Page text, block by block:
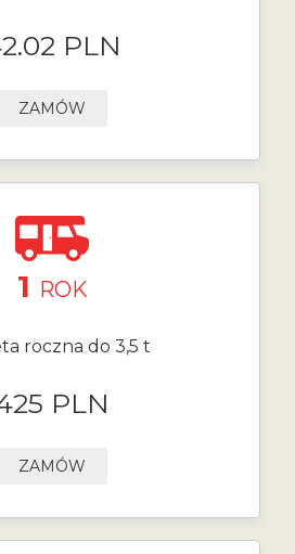
PLN
ZAMÓW
1 ROK
roczna do 3,5 t
PLN
ZAMÓW